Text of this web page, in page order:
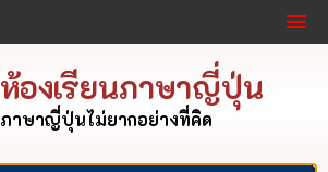
ห้องเรียนภาษาญี่ปุ่น
ภาษาญี่ปุ่นไม่ยากอย่างที่คิด